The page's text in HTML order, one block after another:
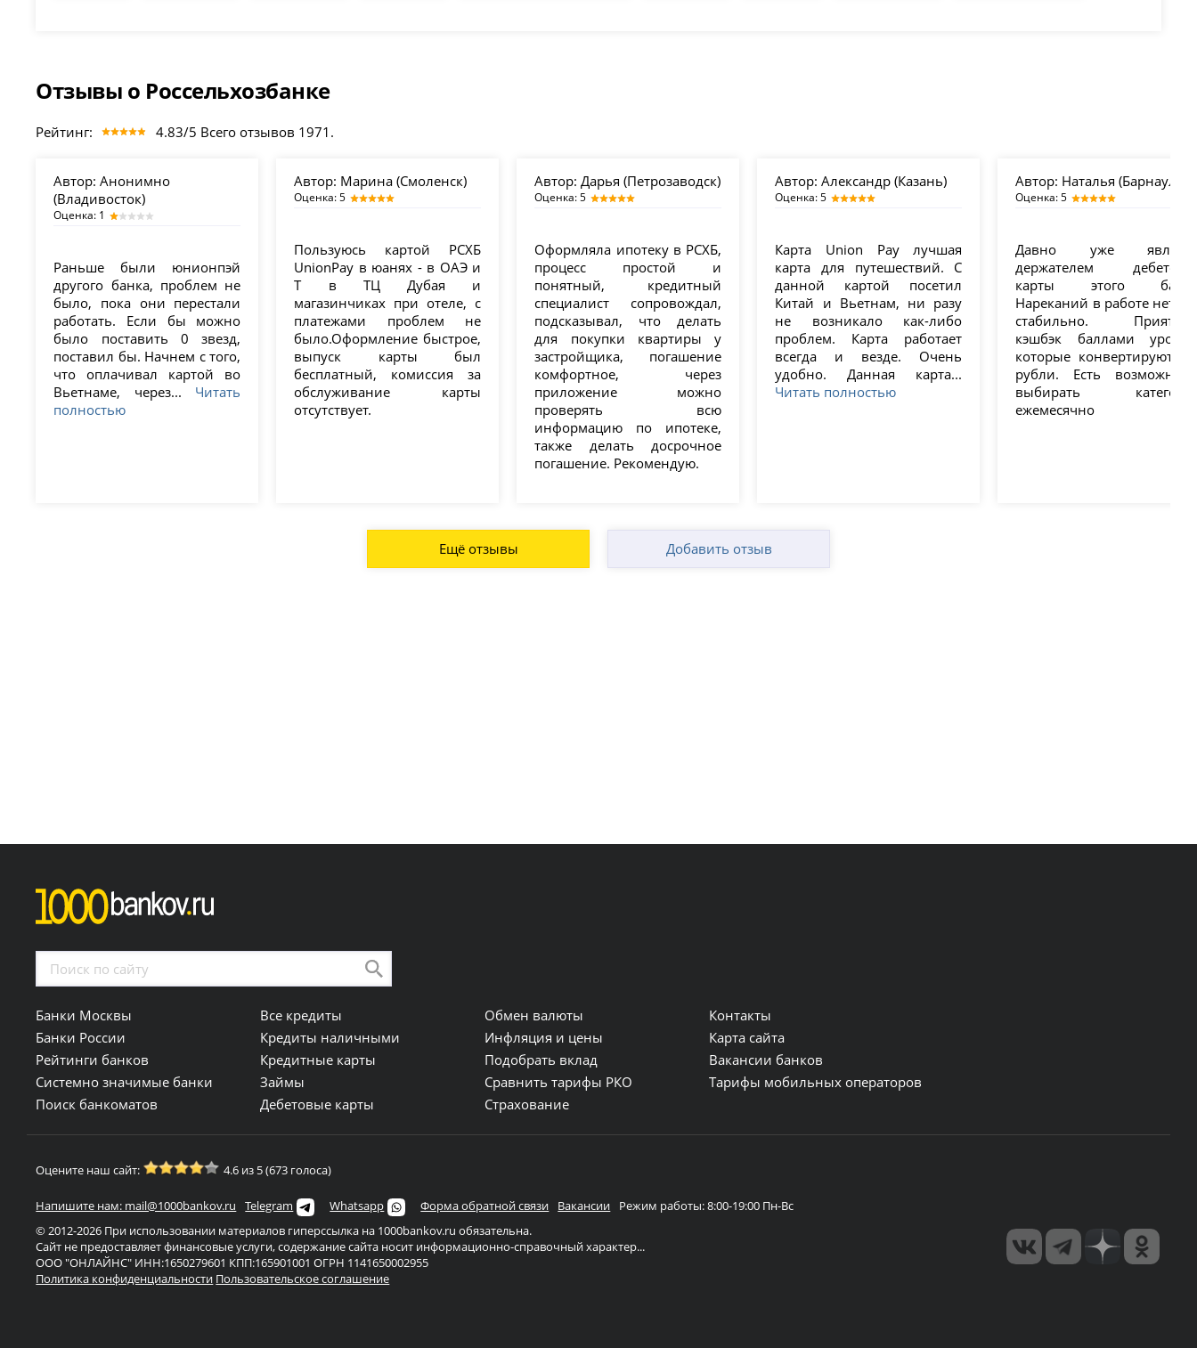
Отзывы о Россельхозбанке
Рейтинг: 4.83/5 Всего отзывов 1971.
Автор: Анонимно
(Владивосток)
Оценка: 1
Раньше были юнионпэй
другого банка, проблем не
было, пока они перестали
работать. Если бы можно
было поставить 0 звезд,
поставил бы. Начнем с того,
что оплачивал картой во
Вьетнаме, через... Читать
полностью
Автор: Марина (Смоленск)
Оценка: 5
Пользуюсь картой РСХБ
UnionPay в юанях - в ОАЭ и
Т в ТЦ Дубая и
магазинчиках при отеле, с
платежами проблем не
было.Оформление быстрое,
выпуск карты был
бесплатный, комиссия за
обслуживание карты
отсутствует.
Автор: Дарья (Петрозаводск)
Оценка: 5
Оформляла ипотеку в РСХБ,
процесс простой и
понятный, кредитный
специалист сопровождал,
подсказывал, что делать
для покупки квартиры у
застройщика, погашение
комфортное, через
приложение можно
проверять всю
информацию по ипотеке,
также делать досрочное
погашение. Рекомендую.
Автор: Александр (Казань)
Оценка: 5
Карта Union Pay лучшая
карта для путешествий. С
данной картой посетил
Китай и Вьетнам, ни разу
не возникало как-либо
проблем. Карта работает
всегда и везде. Очень
удобно. Данная карта...
Читать полностью
Автор: Наталья (Барнаул)
Оценка: 5
Давно уже
держателем
карты этого
Нареканий в работе нет,
стабильно.
кэшбэк баллами
которые конвертируются
рубли. Есть
выбирать
ежемесячно
Ещё отзывы Добавить отзыв
Банки Москвы
Банки России
Рейтинги банков
Системно значимые банки
Поиск банкоматов
Все кредиты
Кредиты наличными
Кредитные карты
Займы
Дебетовые карты
Обмен валюты
Инфляция и цены
Подобрать вклад
Сравнить тарифы РКО
Страхование
Контакты
Карта сайта
Вакансии банков
Тарифы мобильных операторов
Оцените наш сайт: 4.6 из 5 (673 голоса)
Напишите нам: mail@1000bankov.ru Telegram Whatsapp Форма обратной связи Вакансии
Режим работы: 8:00-19:00 Пн-Вс
© 2012-2026 При использовании материалов гиперссылка на 1000bankov.ru обязательна.
Сайт не предоставляет финансовые услуги, содержание сайта носит информационно-справочный характер...
ООО "ОНЛАЙНС" ИНН:1650279601 КПП:165901001 ОГРН 1141650002955
Политика конфиденциальности Пользовательское соглашение